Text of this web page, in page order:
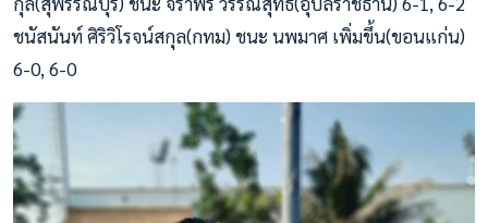
ชนัสนันท์ ศิริวิโรจน์สกุล(กทม) ชนะ นพมาศ เพิ่มขึ้น(ขอนแก่น)
6-0, 6-0